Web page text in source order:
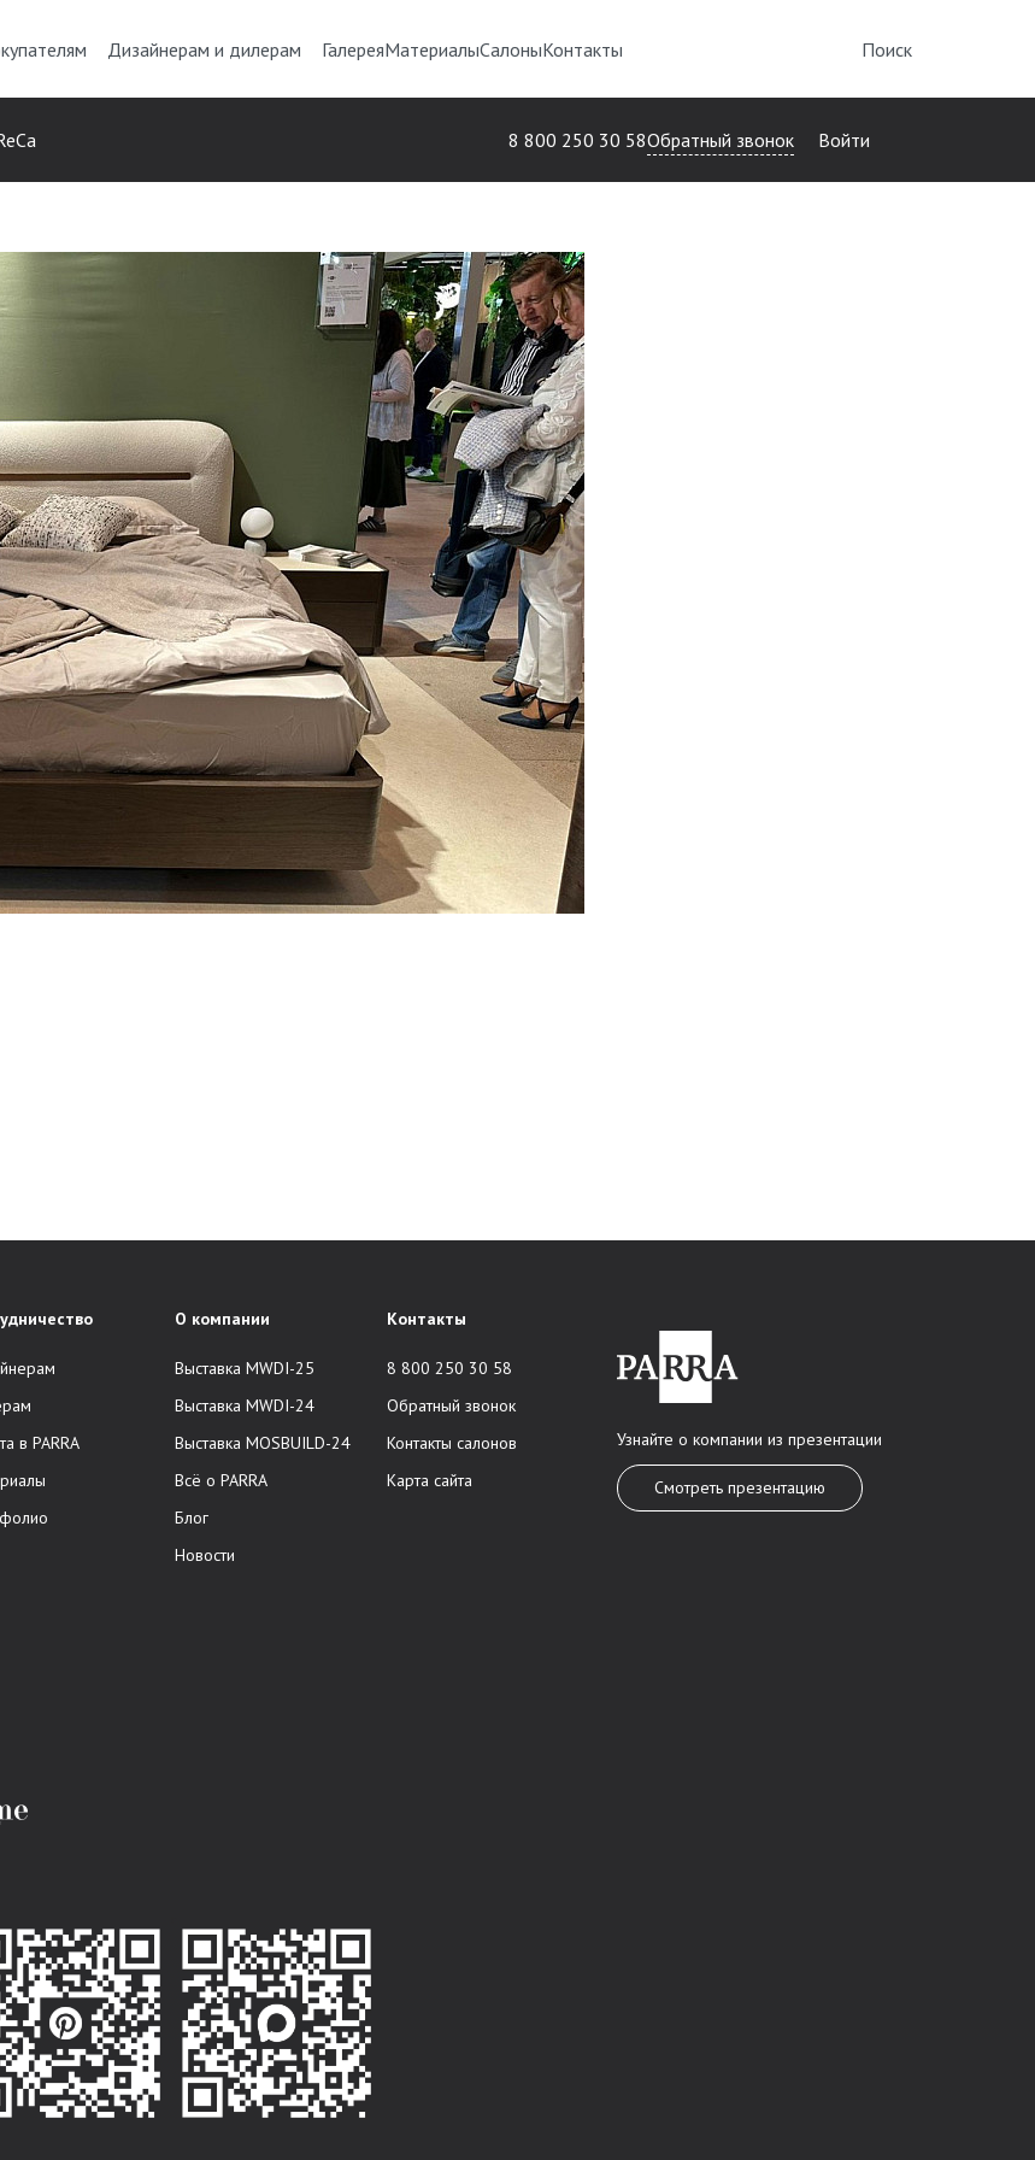
Дизайнерам и дилерам ГалереяМатериалыСалоныКонтакты Поиск
8 800 250 30 58Обратный звонок Войти
в PARRA
О компании
Выставка MWDI-25
Выставка MWDI-24
Выставка MOSBUILD-24
Всё о PARRA
Блог
Новости
Контакты
8 800 250 30 58
Обратный звонок
Контакты салонов
Карта сайта
Узнайте о компании из презентации
Смотреть презентацию